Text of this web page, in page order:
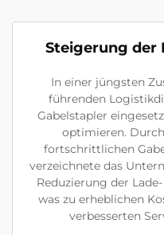
Steigerung der
In einer jüngsten
führenden
Gabelstapler
optimieren.
fortschrittlichen
verzeichnete das
Reduzierung der
was zu erheblichen
verbesserten